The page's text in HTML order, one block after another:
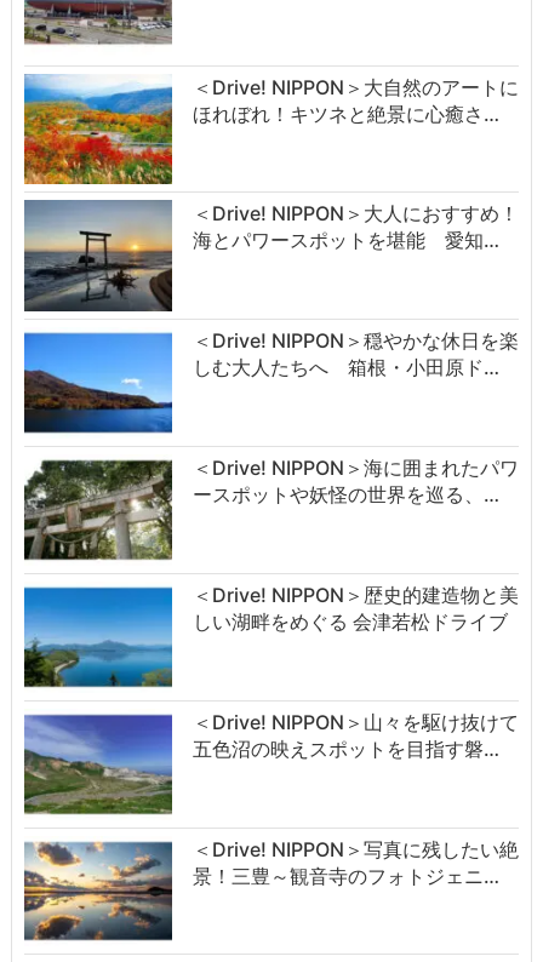
＜Drive! NIPPON＞大自然のアートに
ほれぼれ！キツネと絶景に心癒さ…
＜Drive! NIPPON＞大人におすすめ！
海とパワースポットを堪能 愛知…
＜Drive! NIPPON＞穏やかな休日を楽
しむ大人たちへ 箱根・小田原ド…
＜Drive! NIPPON＞海に囲まれたパワ
ースポットや妖怪の世界を巡る、…
＜Drive! NIPPON＞歴史的建造物と美
しい湖畔をめぐる 会津若松ドライブ
＜Drive! NIPPON＞山々を駆け抜けて
五色沼の映えスポットを目指す磐…
＜Drive! NIPPON＞写真に残したい絶
景！三豊～観音寺のフォトジェニ…